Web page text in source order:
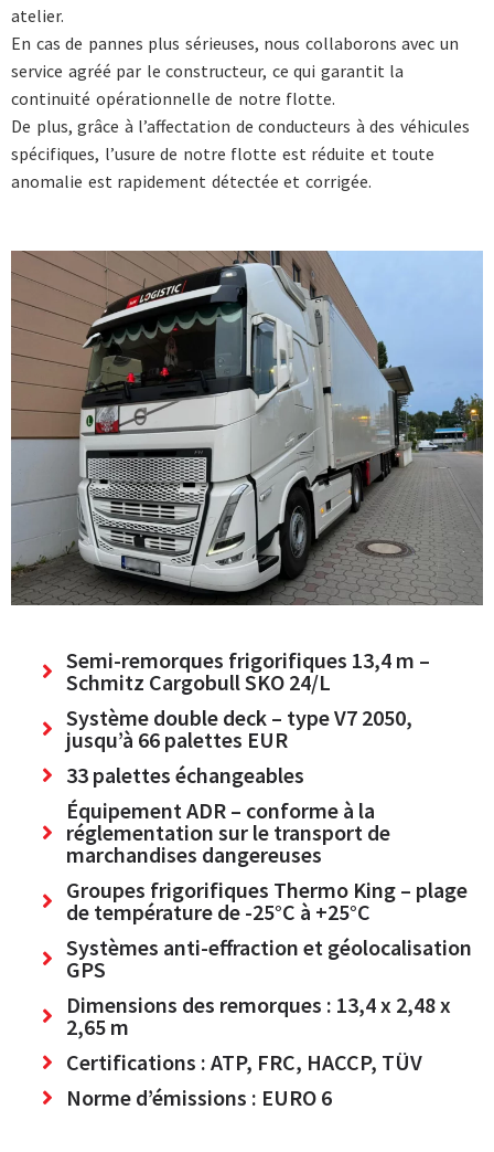
atelier.
En cas de pannes plus sérieuses, nous collaborons avec un
service agréé par le constructeur, ce qui garantit la
continuité opérationnelle de notre flotte.
De plus, grâce à l’affectation de conducteurs à des véhicules
spécifiques, l’usure de notre flotte est réduite et toute
anomalie est rapidement détectée et corrigée.
Semi-remorques frigorifiques 13,4 m –
Schmitz Cargobull SKO 24/L
Système double deck – type V7 2050,
jusqu’à 66 palettes EUR
33 palettes échangeables
Équipement ADR – conforme à la
réglementation sur le transport de
marchandises dangereuses
Groupes frigorifiques Thermo King – plage
de température de -25°C à +25°C
Systèmes anti-effraction et géolocalisation
GPS
Dimensions des remorques : 13,4 x 2,48 x
2,65 m
Certifications : ATP, FRC, HACCP, TÜV
Norme d’émissions : EURO 6